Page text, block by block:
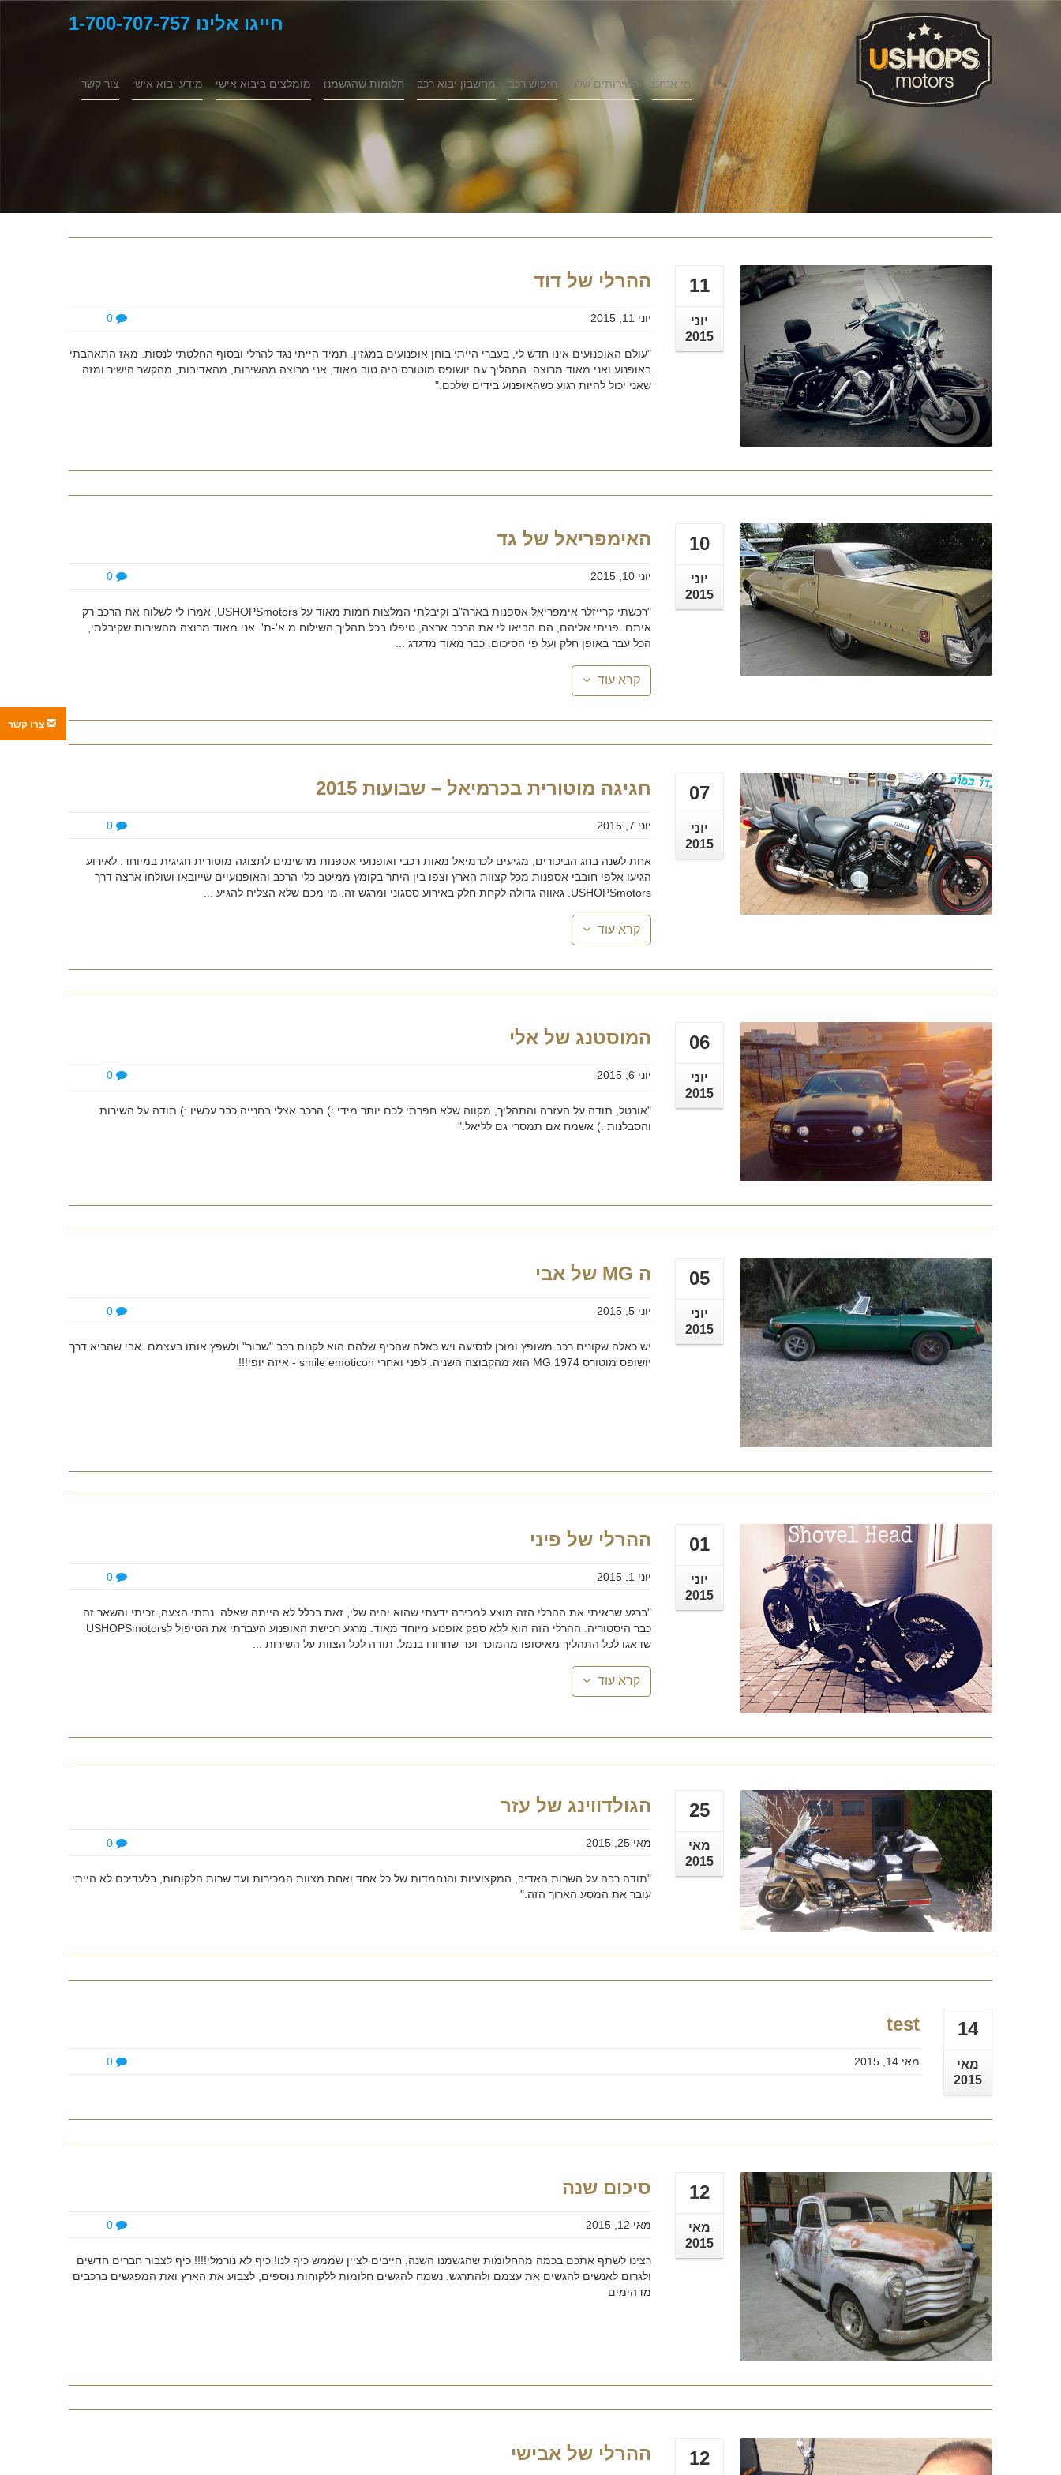
חייגו אלינו 1-700-707-757
מי אנחנו השירותים שלנו חיפוש רכב מחשבון יבוא רכב חלומות שהגשמנו מומלצים ביבוא אישי מידע יבוא אישי צור קשר
11
יוני
2015
ההרלי של דוד
יוני 11, 2015
"עולם האופנועים אינו חדש לי, בעברי הייתי בוחן אופנועים במגזין. תמיד הייתי נגד להרלי ובסוף החלטתי לנסות. מאז התאהבתי
באופנוע ואני מאוד מרוצה. התהליך עם יושופס מוטורס היה טוב מאוד, אני מרוצה מהשירות, מהאדיבות, מהקשר הישיר ומזה
שאני יכול להיות רגוע כשהאופנוע בידים שלכם."
10
יוני
2015
האימפריאל של גד
יוני 10, 2015
"רכשתי קרייזלר אימפריאל אספנות בארה"ב וקיבלתי המלצות חמות מאוד על USHOPSmotors, אמרו לי לשלוח את הרכב רק
איתם. פניתי אליהם, הם הביאו לי את הרכב ארצה, טיפלו בכל תהליך השילוח מ א'-ת'. אני מאוד מרוצה מהשירות שקיבלתי,
הכל עבר באופן חלק ועל פי הסיכום. כבר מאוד מדגדג ...
קרא עוד
07
יוני
2015
חגיגה מוטורית בכרמיאל – שבועות 2015
יוני 7, 2015
אחת לשנה בחג הביכורים, מגיעים לכרמיאל מאות רכבי ואופנועי אספנות מרשימים לתצוגה מוטורית חגיגית במיוחד. לאירוע
הגיעו אלפי חובבי אספנות מכל קצוות הארץ וצפו בין היתר בקומץ ממיטב כלי הרכב והאופנועיים שייובאו ושולחו ארצה דרך
USHOPSmotors. גאווה גדולה לקחת חלק באירוע ססגוני ומרגש זה. מי מכם שלא הצליח להגיע ...
קרא עוד
06
יוני
2015
המוסטנג של אלי
יוני 6, 2015
"אורטל, תודה על העזרה והתהליך, מקווה שלא חפרתי לכם יותר מידי :) הרכב אצלי בחנייה כבר עכשיו :) תודה על השירות
והסבלנות :) אשמח אם תמסרי גם לליאל."
05
יוני
2015
ה MG של אבי
יוני 5, 2015
יש כאלה שקונים רכב משופץ ומוכן לנסיעה ויש כאלה שהכיף שלהם הוא לקנות רכב "שבור" ולשפץ אותו בעצמם. אבי שהביא דרך
יושופס מוטורס MG 1974 הוא מהקבוצה השניה. לפני ואחרי smile emoticon - איזה יופי!!!
01
יוני
2015
ההרלי של פיני
יוני 1, 2015
"ברגע שראיתי את ההרלי הזה מוצע למכירה ידעתי שהוא יהיה שלי, זאת בכלל לא הייתה שאלה. נתתי הצעה, זכיתי והשאר זה
כבר היסטוריה. ההרלי הזה הוא ללא ספק אופנוע מיוחד מאוד. מרגע רכישת האופנוע העברתי את הטיפול לUSHOPSmotors
שדאגו לכל התהליך מאיסופו מהמוכר ועד שחרורו בנמל. תודה לכל הצוות על השירות ...
קרא עוד
25
מאי
2015
הגולדווינג של עזר
מאי 25, 2015
"תודה רבה על השרות האדיב, המקצועיות והנחמדות של כל אחד ואחת מצוות המכירות ועד שרות הלקוחות, בלעדיכם לא הייתי
עובר את המסע הארוך הזה."
14
מאי
2015
test
מאי 14, 2015
12
מאי
2015
סיכום שנה
מאי 12, 2015
רצינו לשתף אתכם בכמה מהחלומות שהגשמנו השנה, חייבים לציין שממש כיף לנו! כיף לא נורמלי!!!! כיף לצבור חברים חדשים
ולגרום לאנשים להגשים את עצמם ולהתרגש. נשמח להגשים חלומות ללקוחות נוספים, לצבוע את הארץ ואת המפגשים ברכבים
מדהימים
12 ההרלי של אבישי
צרו קשר